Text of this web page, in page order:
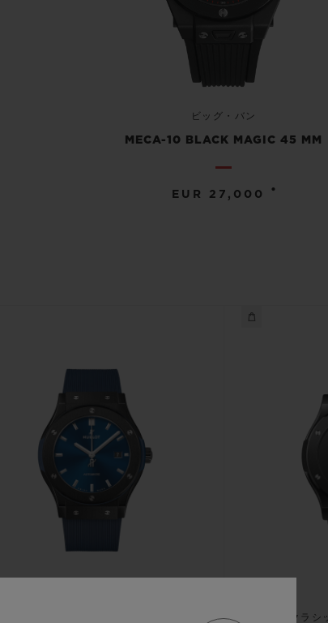
ビッグ・バン
MECA-10 BLACK MAGIC 45 MM
EUR 27,000 •
クラシ